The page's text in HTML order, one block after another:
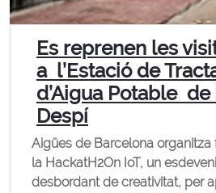
Es reprenen les
a l’Estació de
d’Aigua Potable de
Despí
Aigües de Barcelona
la HackatH2On IoT, un
desbordant de creativitat, per